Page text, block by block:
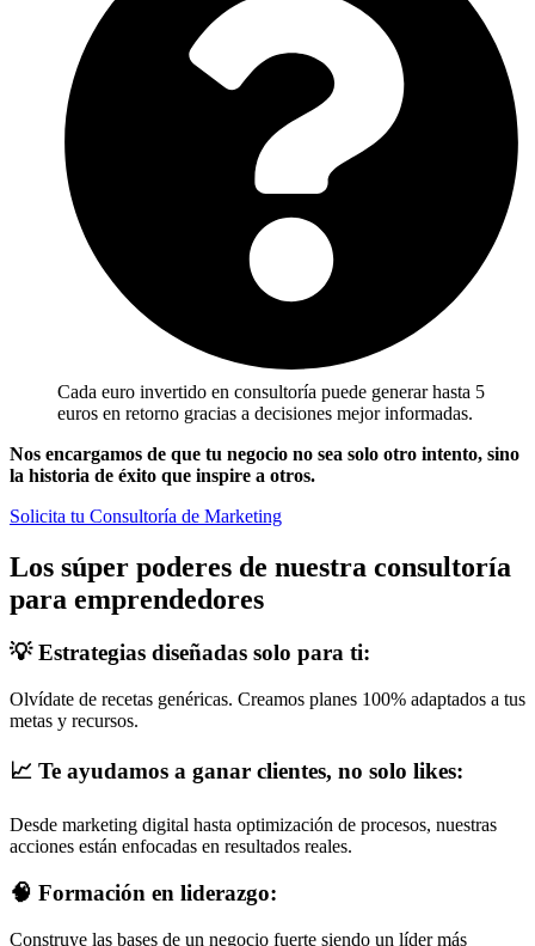
Cada euro invertido en consultoría puede generar hasta 5
euros en retorno gracias a decisiones mejor informadas.
Nos encargamos de que tu negocio no sea solo otro intento, sino
la historia de éxito que inspire a otros.
Solicita tu Consultoría de Marketing
Los súper poderes de nuestra consultoría
para emprendedores
💡 Estrategias diseñadas solo para ti:
Olvídate de recetas genéricas. Creamos planes 100% adaptados a tus
metas y recursos.
📈 Te ayudamos a ganar clientes, no solo likes:
Desde marketing digital hasta optimización de procesos, nuestras
acciones están enfocadas en resultados reales.
🧠 Formación en liderazgo:
Construye las bases de un negocio fuerte siendo un líder más